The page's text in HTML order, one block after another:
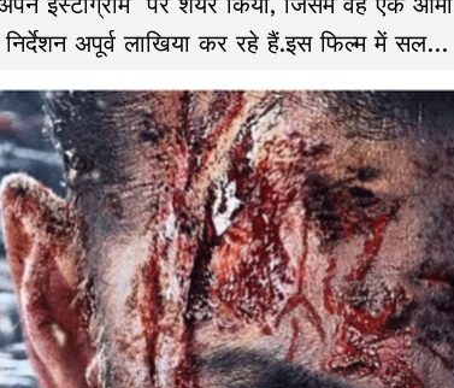
अपूर्व लाखिया कर रहे हैं.इस फिल्म में सलमान
बाबू का किरदार निभा रहे हैं.